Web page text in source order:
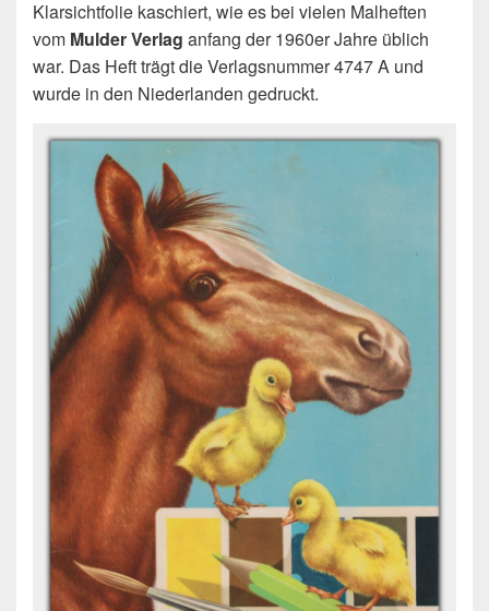
Klarsichtfolie kaschiert, wie es bei vielen Malheften
vom Mulder Verlag anfang der 1960er Jahre üblich
war. Das Heft trägt die Verlagsnummer 4747 A und
wurde in den Niederlanden gedruckt.